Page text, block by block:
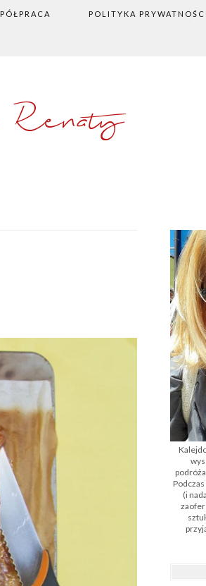
POLITYKA PRYWATNOŚCI
Renaty
(i